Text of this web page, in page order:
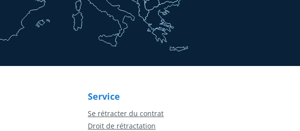
Service
Se rétracter du contrat
Droit de rétractation